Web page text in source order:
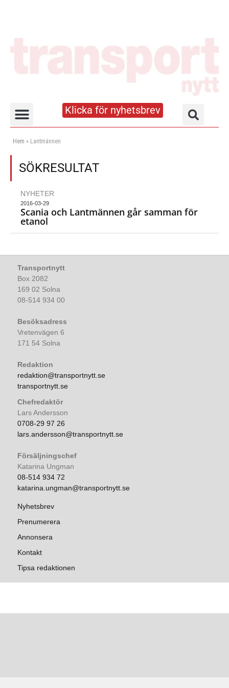
Klicka för nyhetsbrev
Hem » Lantmännen
SÖKRESULTAT
NYHETER
2016-03-29
Scania och Lantmännen går samman för
etanol
Transportnytt
Box 2082
169 02 Solna
08-514 934 00
Besöksadress
Vretenvägen 6
171 54 Solna
Redaktion
redaktion@transportnytt.se
transportnytt.se
Chefredaktör
Lars Andersson
0708-29 97 26
lars.andersson@transportnytt.se
Försäljningschef
Katarina Ungman
08-514 934 72
katarina.ungman@transportnytt.se
Nyhetsbrev
Prenumerera
Annonsera
Kontakt
Tipsa redaktionen